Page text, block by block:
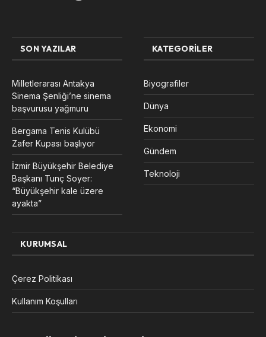
SON YAZILAR
Milletlerarası Antakya
Sinema Şenliği’ne sinema
başvurusu yağmuru
Bergama Tenis Kulübü
Zafer Kupası başlıyor
İzmir Büyükşehir Belediye
Başkanı Tunç Soyer:
“Büyükşehir kale üzere
ayakta”
KATEGORILER
Biyografiler
Dünya
Ekonomi
Gündem
Teknoloji
KURUMSAL
Çerez Politikası
Kullanım Koşulları